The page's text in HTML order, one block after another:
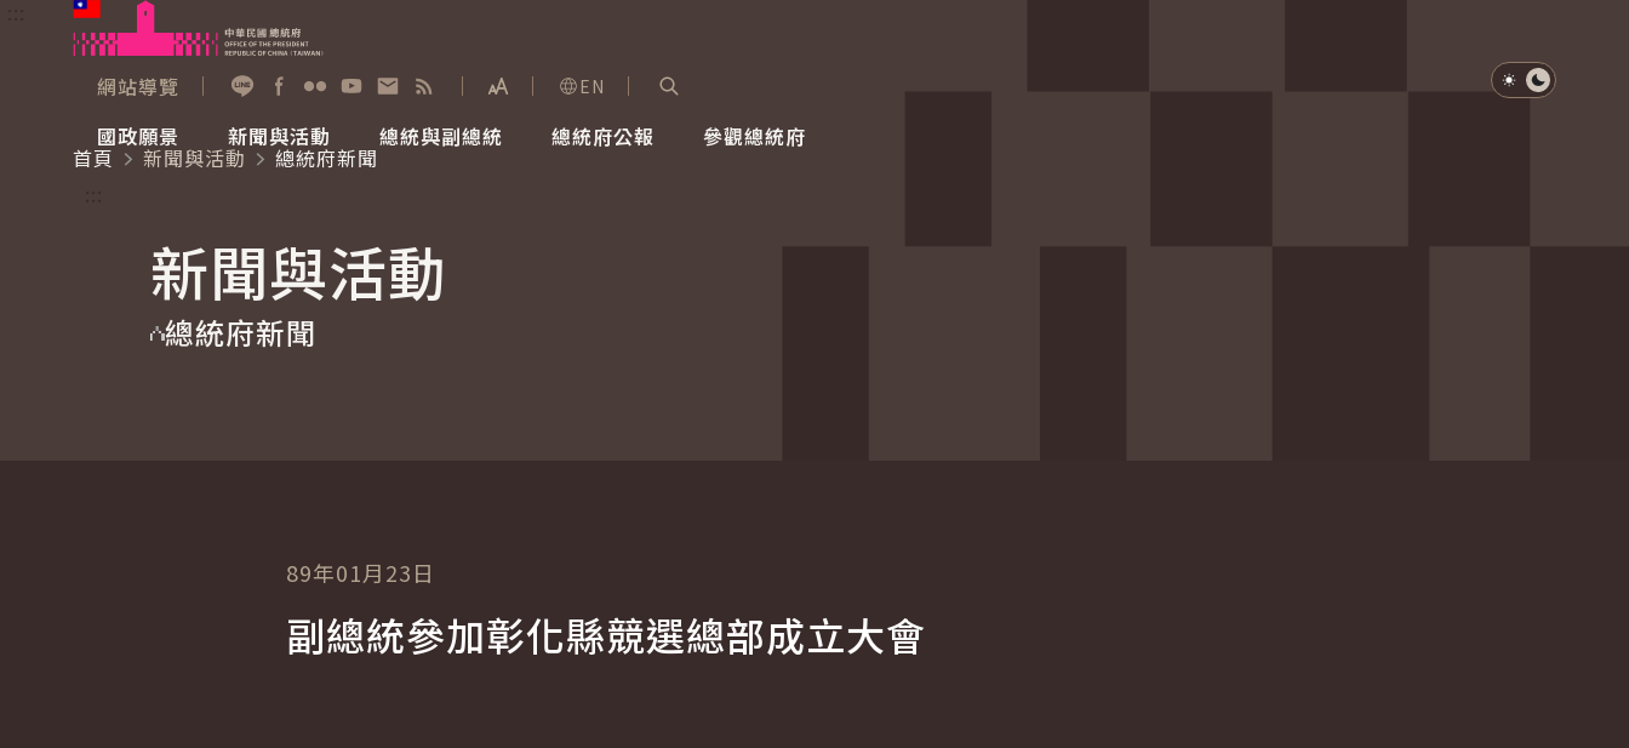
跳到主要內容
網站導覽
展開字級選單
EN
國政願景
國家氣候變遷對策委員會
重要談話
新聞與活動
總統府新聞
影音頻道
總統與副總統
賴清德總統
總統府公報 參觀總統府
參觀資訊
淺色模式
深色模式
首頁
新聞與活動
總統府新聞
新聞與活動
總統府新聞
89年01月23日
副總統參加彰化縣競選總部成立大會